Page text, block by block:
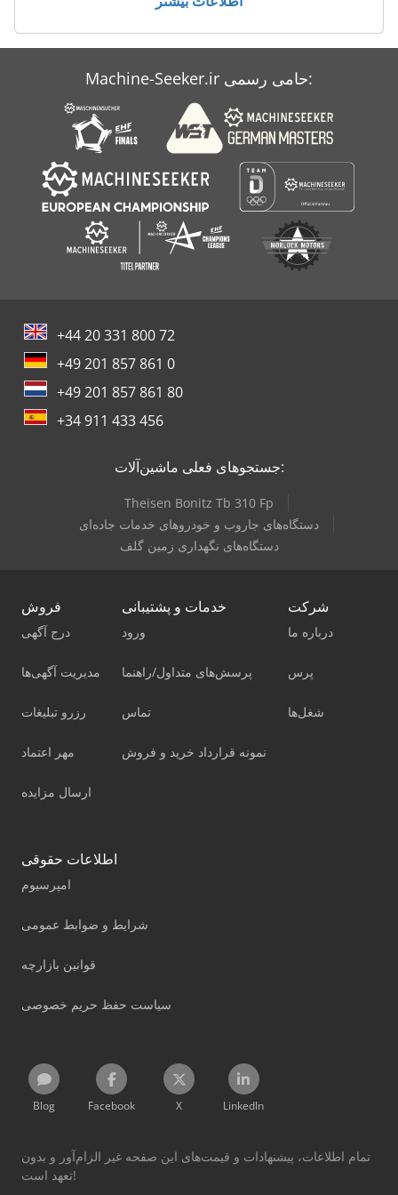
Case Ih 9330
Case Ih 9370
Case Ih Mx 230
Machine-Seeker.ir حامی رسمی:
+44 20 331 800 72
+49 201 857 861 0
+49 201 857 861 80
+34 911 433 456
جستجوهای فعلی ماشین‌آلات:
Theisen Bonitz Tb 310 Fp
دستگاه‌های جاروب و خودروهای خدمات جاده‌ای
دستگاه‌های نگهداری زمین گلف
فروش
درج آگهی
مدیریت آگهی‌ها
رزرو تبلیغات
مهر اعتماد
ارسال مزایده
خدمات و پشتیبانی
ورود
پرسش‌های متداول/راهنما
تماس
نمونه قرارداد خرید و فروش
شرکت
درباره ما
پرس
شغل‌ها
اطلاعات حقوقی
امپرسیوم
شرایط و ضوابط عمومی
قوانین بازارچه
سیاست حفظ حریم خصوصی
Blog Facebook X LinkedIn
تمام اطلاعات، پیشنهادات و قیمت‌های این صفحه غیر الزام‌آور و بدون
تعهد است!